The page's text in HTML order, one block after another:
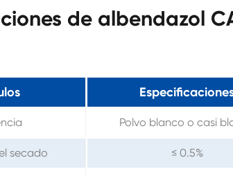
de albendazol
Polvo blanco o casi
secado ≤ 0.5%